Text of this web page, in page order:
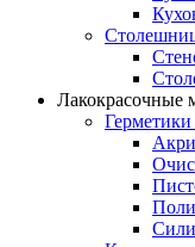
Лакокрасочные
Герметики